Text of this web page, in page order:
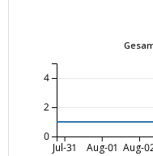
Jul-31 Aug-01 Aug-
0
2
4